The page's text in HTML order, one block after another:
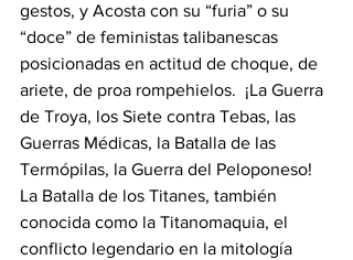
gestos, y Acosta con su “furia” o su
“doce” de feministas talibanescas
posicionadas en actitud de choque, de
ariete, de proa rompehielos.  ¡La Guerra
de Troya, los Siete contra Tebas, las
Guerras Médicas, la Batalla de las
Termópilas, la Guerra del Peloponeso!
La Batalla de los Titanes, también
conocida como la Titanomaquia, el
conflicto legendario en la mitología